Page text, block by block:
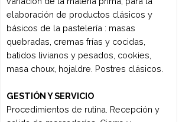
2do Cuatrimestre
PASTAS Y SALSAS
Masas, rellenos y salsas. Coloración
conservación. Ñoquis. Cintas. Pastas de
diferentes formas. Pastas rellenas